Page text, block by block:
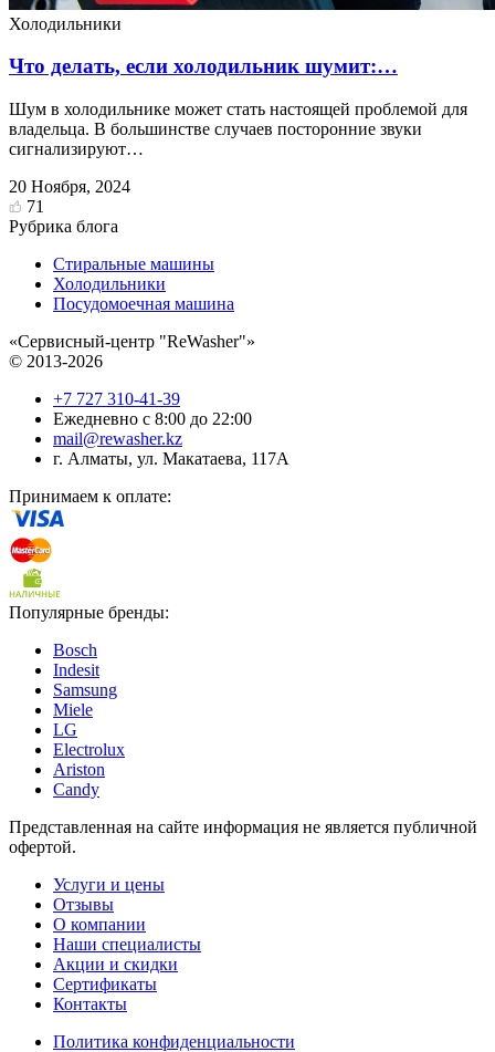
Холодильники
Что делать, если холодильник шумит:…
Шум в холодильнике может стать настоящей проблемой для
владельца. В большинстве случаев посторонние звуки
сигнализируют…
20 Ноября, 2024
71
Рубрика блога
Стиральные машины
Холодильники
Посудомоечная машина
«Сервисный-центр "ReWasher"»
© 2013-2026
+7 727 310-41-39
Ежедневно с 8:00 до 22:00
mail@rewasher.kz
г. Алматы, ул. Макатаева, 117А
Принимаем к оплате:
Популярные бренды:
Bosch
Indesit
Samsung
Miele
LG
Electrolux
Ariston
Candy
Представленная на сайте информация не является публичной
офертой.
Услуги и цены
Отзывы
О компании
Наши специалисты
Акции и скидки
Сертификаты
Контакты
Политика конфиденциальности